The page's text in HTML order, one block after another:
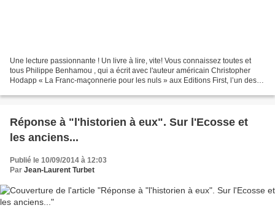
Une lecture passionnante ! Un livre à lire, vite! Vous connaissez toutes et
tous Philippe Benhamou , qui a écrit avec l'auteur américain Christopher
Hodapp « La Franc-maçonnerie pour les nuls » aux Editions First, l’un des
Réponse à "l'historien à eux". Sur l'Ecosse et
les anciens...
Publié le 10/09/2014 à 12:03
Par Jean-Laurent Turbet